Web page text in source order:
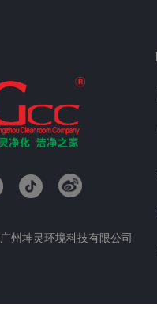
广州坤灵环境科技有限公司